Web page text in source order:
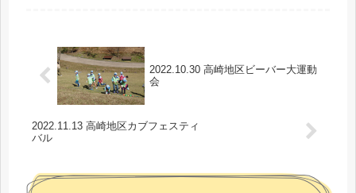
2022.10.30 高崎地区ビーバー大運動
会
2022.11.13 高崎地区カブフェスティ
バル